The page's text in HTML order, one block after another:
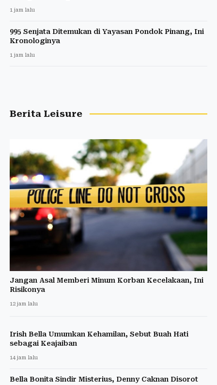
1 jam lalu
995 Senjata Ditemukan di Yayasan Pondok Pinang, Ini
Kronologinya
1 jam lalu
Berita Leisure
Jangan Asal Memberi Minum Korban Kecelakaan, Ini
Risikonya
12 jam lalu
Irish Bella Umumkan Kehamilan, Sebut Buah Hati
sebagai Keajaiban
14 jam lalu
Bella Bonita Sindir Misterius, Denny Caknan Disorot